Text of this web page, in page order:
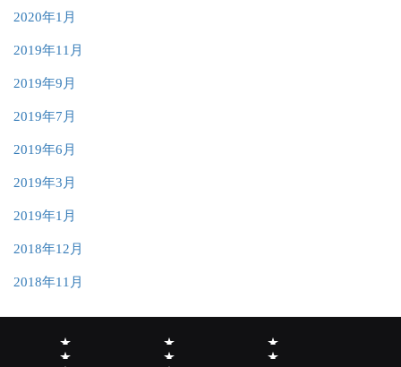
2020年1月
2019年11月
2019年9月
2019年7月
2019年6月
2019年3月
2019年1月
2018年12月
2018年11月